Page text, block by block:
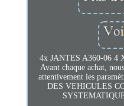
4x JANTES A360-06 4
Avant chaque achat,
attentivement les
DES VEHICULES